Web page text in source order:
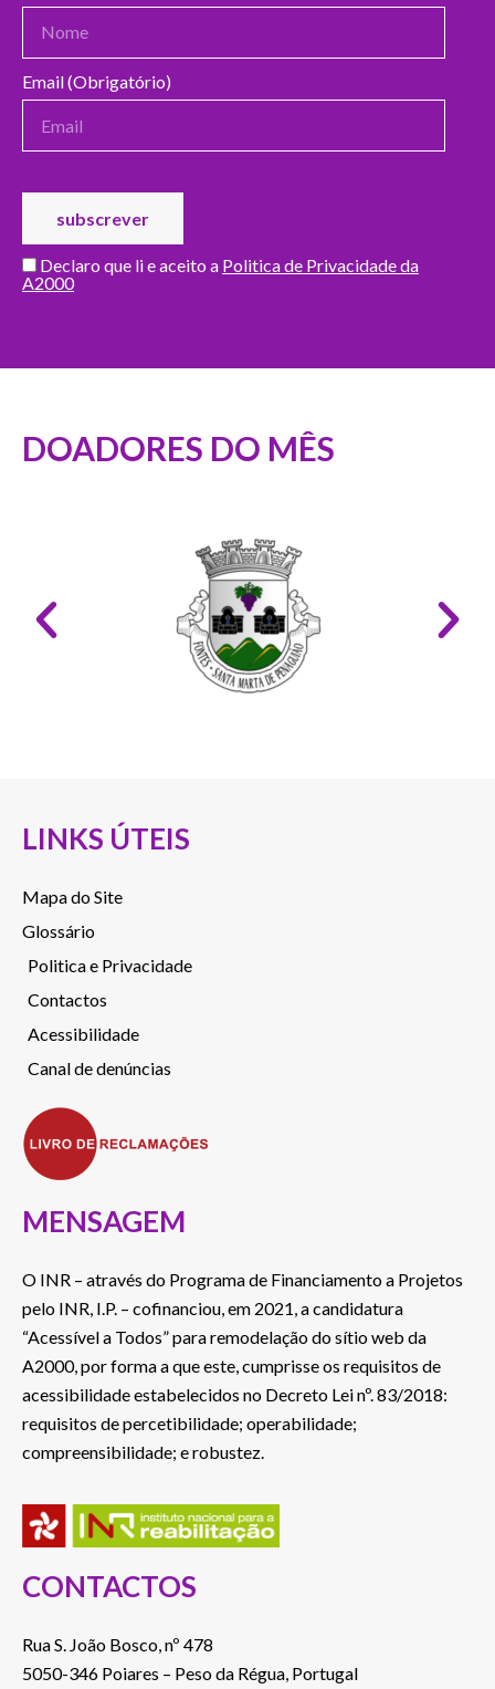
Email (Obrigatório)
Declaro que li e aceito a Politica de Privacidade da
A2000
DOADORES DO MÊS
LINKS ÚTEIS
Mapa do Site
Glossário
Politica e Privacidade
Contactos
Acessibilidade
Canal de denúncias
MENSAGEM
O INR – através do Programa de Financiamento a Projetos
pelo INR, I.P. – cofinanciou, em 2021, a candidatura
“Acessível a Todos” para remodelação do sítio web da
A2000, por forma a que este, cumprisse os requisitos de
acessibilidade estabelecidos no Decreto Lei nº. 83/2018:
requisitos de percetibilidade; operabilidade;
compreensibilidade; e robustez.
CONTACTOS
Rua S. João Bosco, nº 478
5050-346 Poiares – Peso da Régua, Portugal